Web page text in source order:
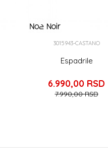
3015943-CASTANO
Espadrile
6.990,00 RSD
7.990,00RSD